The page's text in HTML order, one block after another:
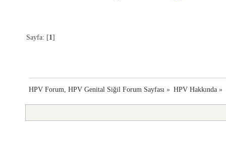
Sayfa: [1]
HPV Forum, HPV Genital Siğil Forum Sayfası » HPV Hakkında»